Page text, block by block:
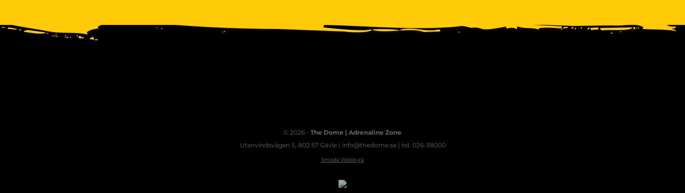
© 2026 - The Dome | Adrenaline Zone
Utanvindsvägen 5, 802 57 Gävle | info@thedome.se | tel. 026-38000
Smode Webbyrå